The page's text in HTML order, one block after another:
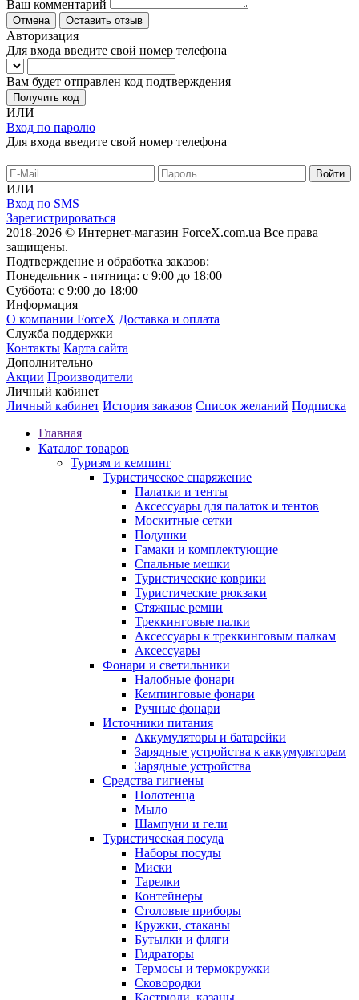
Ваш комментарий
Отмена Оставить отзыв
Авторизация
Для входа введите свой номер телефона
Вам будет отправлен код подтверждения
Получить код
ИЛИ
Вход по паролю
Для входа введите свой номер телефона
ИЛИ
Вход по SMS
Зарегистрироваться
2018-2026 © Интернет-магазин ForceX.com.ua Все права
защищены.
Подтверждение и обработка заказов:
Понедельник - пятница: с 9:00 до 18:00
Суббота: с 9:00 до 18:00
Информация
О компании ForceX Доставка и оплата
Служба поддержки
Контакты Карта сайта
Дополнительно
Акции Производители
Личный кабинет
Личный кабинет История заказов Список желаний Подписка
Главная
Каталог товаров
Туризм и кемпинг
Туристическое снаряжение
Палатки и тенты
Аксессуары для палаток и тентов
Москитные сетки
Подушки
Гамаки и комплектующие
Спальные мешки
Туристические коврики
Туристические рюкзаки
Стяжные ремни
Треккинговые палки
Аксессуары к треккинговым палкам
Аксессуары
Фонари и светильники
Налобные фонари
Кемпинговые фонари
Ручные фонари
Источники питания
Аккумуляторы и батарейки
Зарядные устройства к аккумуляторам
Зарядные устройства
Средства гигиены
Полотенца
Мыло
Шампуни и гели
Туристическая посуда
Наборы посуды
Миски
Тарелки
Контейнеры
Столовые приборы
Кружки, стаканы
Бутылки и фляги
Гидраторы
Термосы и термокружки
Сковородки
Кастрюли, казаны